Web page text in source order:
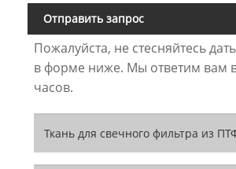
Отправить запрос
Пожалуйста, не стесняйтесь
в форме ниже. Мы ответим вам
часов.